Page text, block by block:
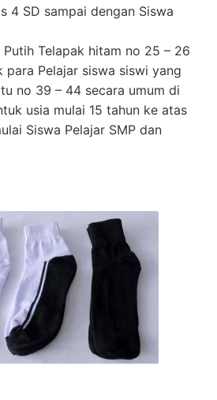
4 SD sampai dengan Siswa
Putih Telapak hitam no 25 – 26
para Pelajar siswa siswi yang
no 39 – 44 secara umum di
usia mulai 15 tahun ke atas
Siswa Pelajar SMP dan